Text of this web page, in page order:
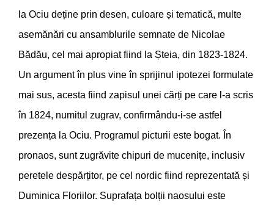
la Ociu deține prin desen, culoare și tematică, multe
asemănări cu ansamblurile semnate de Nicolae
Bădău, cel mai apropiat fiind la Șteia, din 1823-1824.
Un argument în plus vine în sprijinul ipotezei formulate
mai sus, acesta fiind zapisul unei cărți pe care l-a scris
în 1824, numitul zugrav, confirmându-i-se astfel
prezența la Ociu. Programul picturii este bogat. În
pronaos, sunt zugrăvite chipuri de mucenițe, inclusiv
peretele despărțitor, pe cel nordic fiind reprezentată și
Duminica Floriilor. Suprafața bolții naosului este